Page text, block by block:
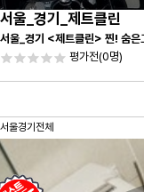
서울_경기_제트클린
서울_경기 <제트클린> 찐! 숨
/ 줄눈시공) 항상 꼼꼼하게 친절
평가전(0명)
서울경기전체